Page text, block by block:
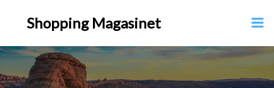
til
Shopping Magasinet